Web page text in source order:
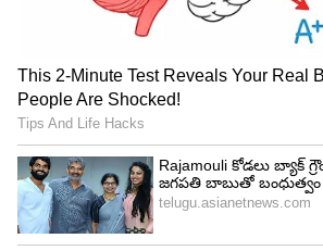
ఫ్రిజ్ టెంపరేచర్ సెట్ చేశారా?
అవసరానికి మించి కూలింగ్ సెట్ చేయడం
వృథా అవుతుంది. అదే సమయంలో
ఆహారం పాడౌతుంది. అందుకే సరైన
చేయడం మంచిది.
ఈ పొరపాట్లు చేయడం వల్ల మీ ఫ్రిజ్